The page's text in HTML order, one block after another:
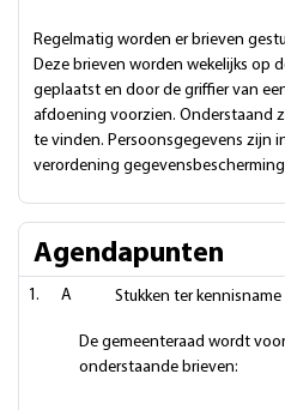
Regelmatig worden er brieven
Deze brieven worden wekelijks op
geplaatst en door de griffier van
afdoening voorzien. Onderstaand
te vinden. Persoonsgegevens zijn
verordening
Agendapunten
A Stukken ter kennisname
De gemeenteraad wordt
onderstaande brieven: